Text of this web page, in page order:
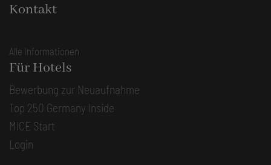
Kontakt
Alle Informationen
Für Hotels
Bewerbung zur Neuaufnahme
Top 250 Germany Inside
MICE Start
Login